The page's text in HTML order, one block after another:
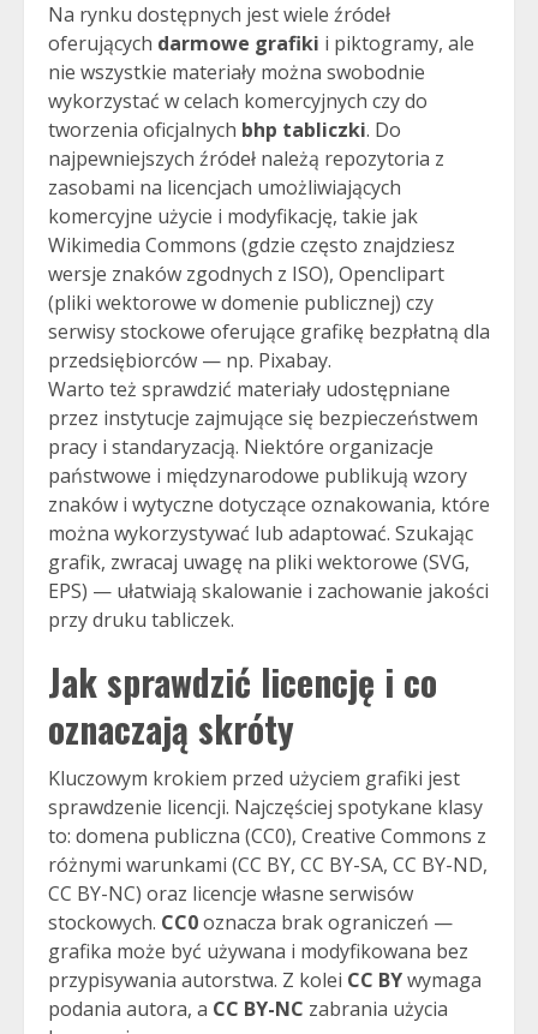
Na rynku dostępnych jest wiele źródeł
oferujących darmowe grafiki i piktogramy, ale
nie wszystkie materiały można swobodnie
wykorzystać w celach komercyjnych czy do
tworzenia oficjalnych bhp tabliczki. Do
najpewniejszych źródeł należą repozytoria z
zasobami na licencjach umożliwiających
komercyjne użycie i modyfikację, takie jak
Wikimedia Commons (gdzie często znajdziesz
wersje znaków zgodnych z ISO), Openclipart
(pliki wektorowe w domenie publicznej) czy
serwisy stockowe oferujące grafikę bezpłatną dla
przedsiębiorców — np. Pixabay.
Warto też sprawdzić materiały udostępniane
przez instytucje zajmujące się bezpieczeństwem
pracy i standaryzacją. Niektóre organizacje
państwowe i międzynarodowe publikują wzory
znaków i wytyczne dotyczące oznakowania, które
można wykorzystywać lub adaptować. Szukając
grafik, zwracaj uwagę na pliki wektorowe (SVG,
EPS) — ułatwiają skalowanie i zachowanie jakości
przy druku tabliczek.
Jak sprawdzić licencję i co
oznaczają skróty
Kluczowym krokiem przed użyciem grafiki jest
sprawdzenie licencji. Najczęściej spotykane klasy
to: domena publiczna (CC0), Creative Commons z
różnymi warunkami (CC BY, CC BY-SA, CC BY-ND,
CC BY-NC) oraz licencje własne serwisów
stockowych. CC0oznacza brak ograniczeń —
grafika może być używana i modyfikowana bez
przypisywania autorstwa. Z kolei CC BYwymaga
podania autora, a CC BY-NC zabrania użycia